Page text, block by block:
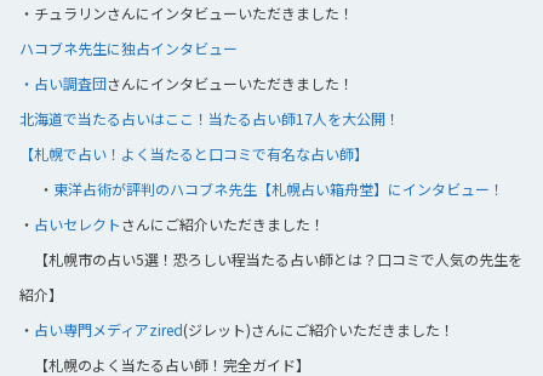
・ チュラリンさんにインタビューいただきました！
ハコブネ先生に独占インタビュー
・占い調査団さんにインタビューいただきました！
北海道で当たる占いはここ！当たる占い師17人を大公開！
【札幌で占い！よく当たると口コミで有名な占い師】
・ 東洋占術が評判のハコブネ先生【札幌占い箱舟堂】にインタビュー！
・ 占いセレクトさんにご紹介いただきました！
【札幌市の占い5選！恐ろしい程当たる占い師とは？口コミで人気の先生を
紹介】
・ 占い専門メディアzired(ジレット)さんにご紹介いただきました！
【札幌のよく当たる占い師！完全ガイド】